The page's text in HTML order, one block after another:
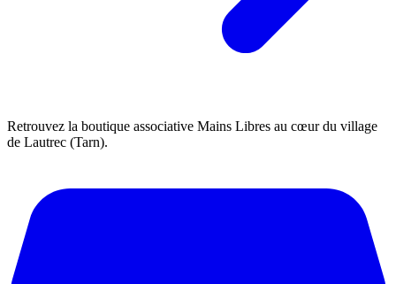
Retrouvez la boutique associative Mains Libres au cœur du village
de Lautrec (Tarn).